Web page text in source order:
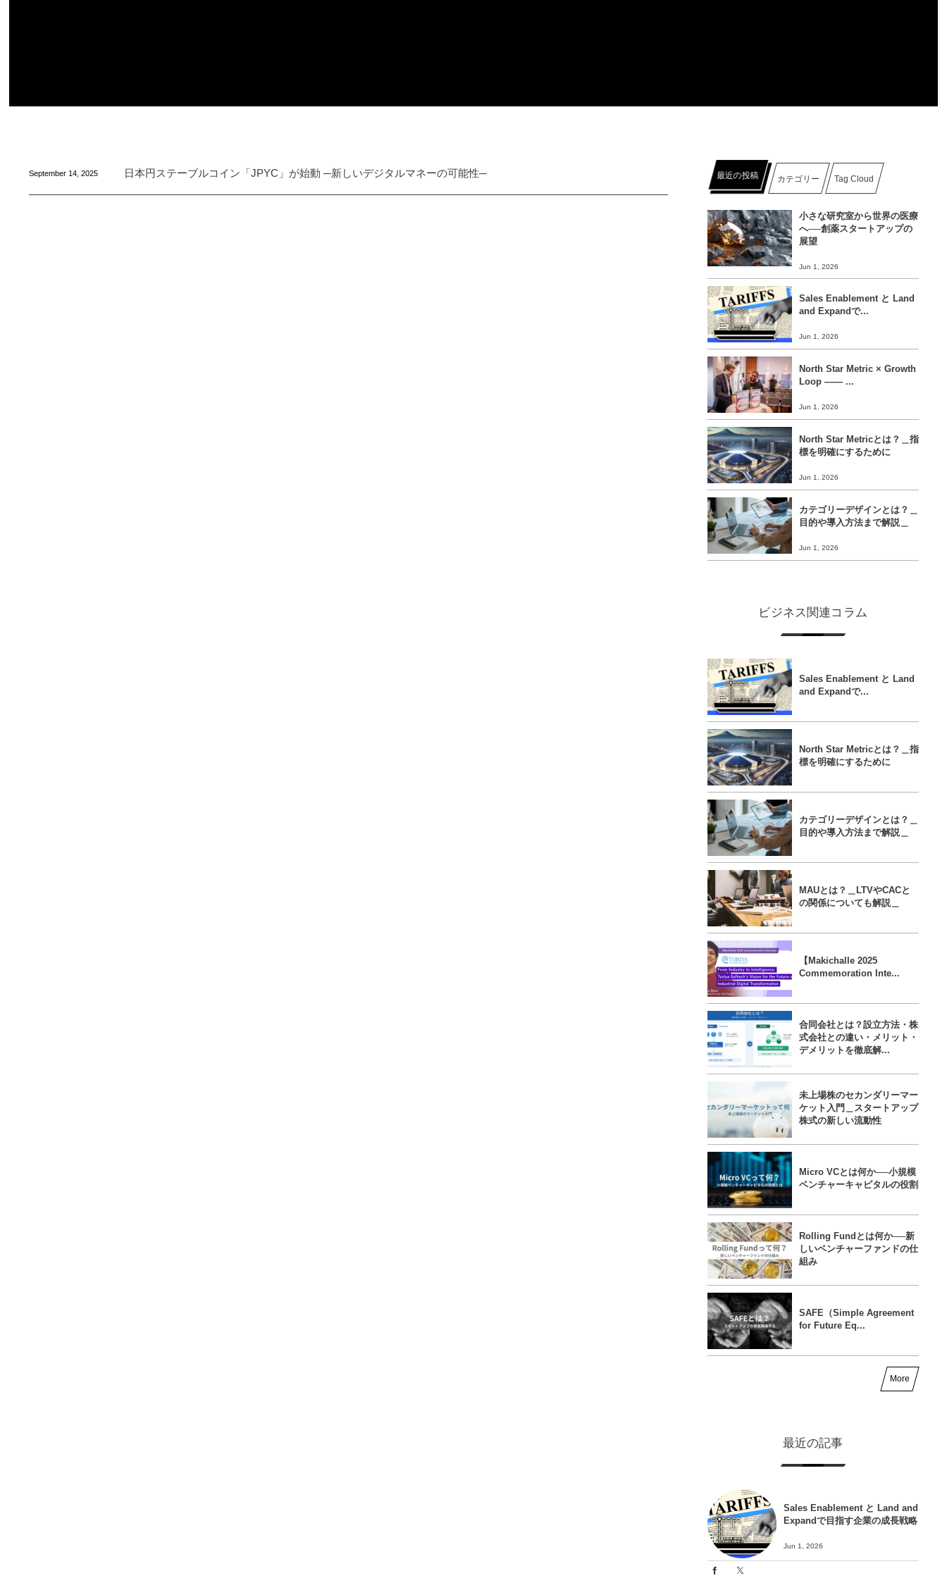
September 14, 2025 日本円ステーブルコイン「JPYC」が始動 ─新しいデジタルマネーの可能性─ 最近の投稿 カテゴリー Tag Cloud
小さな研究室から世界の医療
へ──創薬スタートアップの
展望
Jun 1, 2026
Sales Enablement と Land
and Expandで...
Jun 1, 2026
North Star Metric × Growth
Loop ―― ...
Jun 1, 2026
North Star Metricとは？＿指
標を明確にするために
Jun 1, 2026
カテゴリーデザインとは？＿
目的や導入方法まで解説＿
Jun 1, 2026
ビジネス関連コラム
Sales Enablement と Land
and Expandで...
North Star Metricとは？＿指
標を明確にするために
カテゴリーデザインとは？＿
目的や導入方法まで解説＿
MAUとは？＿LTVやCACと
の関係についても解説＿
【Makichalle 2025
Commemoration Inte...
合同会社とは？設立方法・株
式会社との違い・メリット・
デメリットを徹底解...
未上場株のセカンダリーマー
ケット入門＿スタートアップ
株式の新しい流動性
Micro VCとは何か──小規模
ベンチャーキャピタルの役割
Rolling Fundとは何か──新
しいベンチャーファンドの仕
組み
SAFE（Simple Agreement
for Future Eq...
More
最近の記事
Sales Enablement と Land and
Expandで目指す企業の成長戦略
Jun 1, 2026